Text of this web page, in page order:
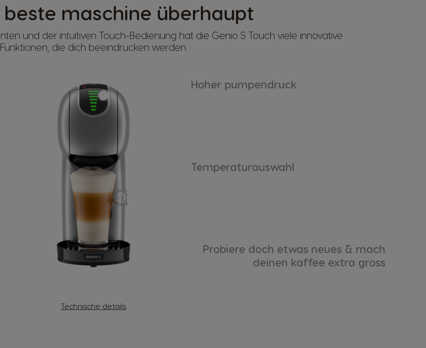
beste maschine überhaupt
und der intuitiven Touch-Bedienung hat die Genio S Touch viele innovative
Funktionen, die dich beeindrucken werden.
Hoher pumpendruck
Temperaturauswahl
Probiere doch etwas neues & mach
deinen kaffee extra gross
Technische details